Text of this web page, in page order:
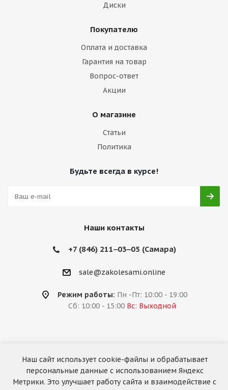
Диски
Покупателю
Оплата и доставка
Гарантия на товар
Вопрос-ответ
Акции
О магазине
Статьи
Политика
Будьте всегда в курсе!
Наши контакты
+7 (846) 211‒03‒05 (Самара)
sale@zakolesami.online
Режим работы: Пн -Пт: 10:00 - 19:00
Сб: 10:00 - 15:00 Вс: Выходной
2026 © «За колёсами.Online»
Запуск сайта —RuMaster
Наш сайт использует cookie-файлы и обрабатывает
персональные данные с использованием Яндекс
Метрики. Это улучшает работу сайта и взаимодействие с